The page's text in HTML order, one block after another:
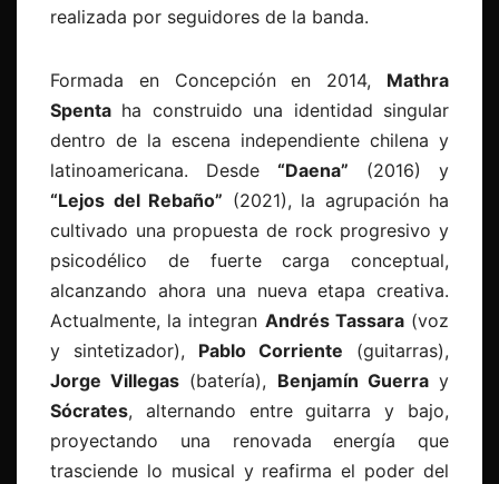
realizada por seguidores de la banda.
Formada en Concepción en 2014, Mathra
Spenta ha construido una identidad singular
dentro de la escena independiente chilena y
latinoamericana. Desde “Daena” (2016) y
“Lejos del Rebaño” (2021), la agrupación ha
cultivado una propuesta de rock progresivo y
psicodélico de fuerte carga conceptual,
alcanzando ahora una nueva etapa creativa.
Actualmente, la integran Andrés Tassara(voz
y sintetizador), Pablo Corriente (guitarras),
Jorge Villegas (batería), Benjamín Guerray
Sócrates, alternando entre guitarra y bajo,
proyectando una renovada energía que
trasciende lo musical y reafirma el poder del